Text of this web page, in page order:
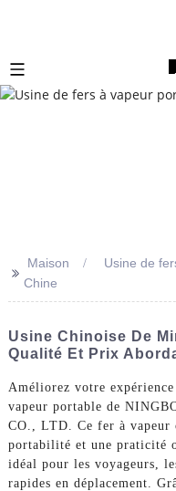
>> Maison
Usine de
Chine
Usine Chinoise De
Qualité Et Prix
Améliorez votre
vapeur portable de
CO., LTD. Ce fer à vapeur
portabilité et une praticité
idéal pour les voyageurs,
rapides en déplacement.